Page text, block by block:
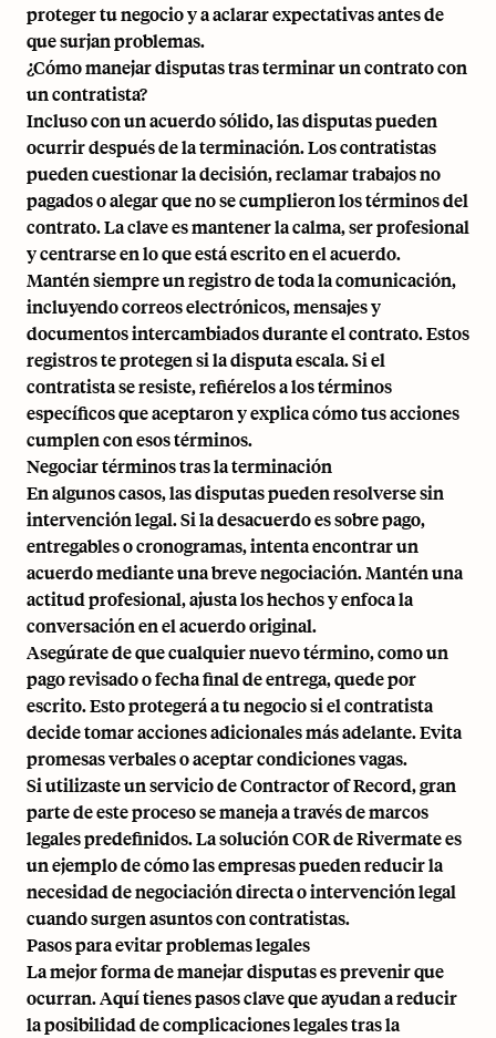
proteger tu negocio y a aclarar expectativas antes de
que surjan problemas.
¿Cómo manejar disputas tras terminar un contrato con
un contratista?
Incluso con un acuerdo sólido, las disputas pueden
ocurrir después de la terminación. Los contratistas
pueden cuestionar la decisión, reclamar trabajos no
pagados o alegar que no se cumplieron los términos del
contrato. La clave es mantener la calma, ser profesional
y centrarse en lo que está escrito en el acuerdo.
Mantén siempre un registro de toda la comunicación,
incluyendo correos electrónicos, mensajes y
documentos intercambiados durante el contrato. Estos
registros te protegen si la disputa escala. Si el
contratista se resiste, refiérelos a los términos
específicos que aceptaron y explica cómo tus acciones
cumplen con esos términos.
Negociar términos tras la terminación
En algunos casos, las disputas pueden resolverse sin
intervención legal. Si la desacuerdo es sobre pago,
entregables o cronogramas, intenta encontrar un
acuerdo mediante una breve negociación. Mantén una
actitud profesional, ajusta los hechos y enfoca la
conversación en el acuerdo original.
Asegúrate de que cualquier nuevo término, como un
pago revisado o fecha final de entrega, quede por
escrito. Esto protegerá a tu negocio si el contratista
decide tomar acciones adicionales más adelante. Evita
promesas verbales o aceptar condiciones vagas.
Si utilizaste un servicio de Contractor of Record, gran
parte de este proceso se maneja a través de marcos
legales predefinidos.La solución COR de Rivermatees
un ejemplo de cómo las empresas pueden reducir la
necesidad de negociación directa o intervención legal
cuando surgen asuntos con contratistas.
Pasos para evitar problemas legales
La mejor forma de manejar disputas es prevenir que
ocurran. Aquí tienes pasos clave que ayudan a reducir
la posibilidad de complicaciones legales tras la